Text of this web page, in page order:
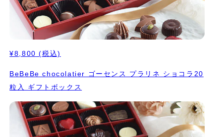
¥8,800 (税込)
BeBeBe chocolatier ゴーセンス プラリネ ショコラ20
粒入 ギフトボックス